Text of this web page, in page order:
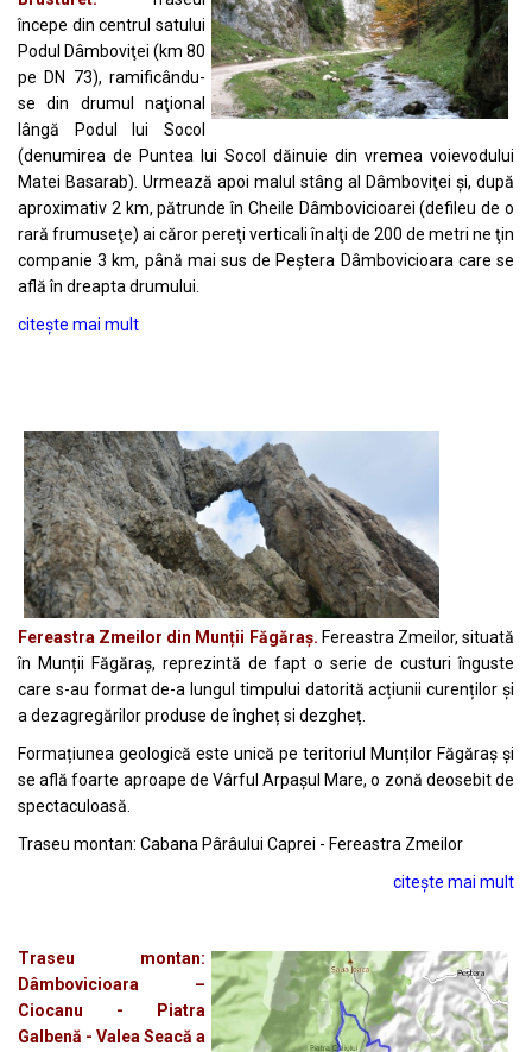
începe din centrul satului
Podul Dâmboviţei (km 80
pe DN 73), ramificându-
se din drumul naţional
lângă Podul lui Socol
(denumirea de Puntea lui Socol dăinuie din vremea voievodului
Matei Basarab). Urmează apoi malul stâng al Dâmboviţei şi, după
aproximativ 2 km, pătrunde în Cheile Dâmbovicioarei (defileu de o
rară frumuseţe) ai căror pereţi verticali înalţi de 200 de metri ne ţin
companie 3 km, până mai sus de Peştera Dâmbovicioara care se
află în dreapta drumului.
citește mai mult
Fereastra Zmeilor din Munții Făgăraș. Fereastra Zmeilor, situată
în Munții Făgăraș, reprezintă de fapt o serie de custuri înguste
care s-au format de-a lungul timpului datorită acțiunii curenților și
a dezagregărilor produse de îngheț si dezgheț.
Formațiunea geologică este unică pe teritoriul Munților Făgăraș și
se află foarte aproape de Vârful Arpașul Mare, o zonă deosebit de
spectaculoasă.
Traseu montan: Cabana Pârâului Caprei - Fereastra Zmeilor
citește mai mult
Traseu montan:
Dâmbovicioara –
Ciocanu - Piatra
Galbenă - Valea Seacă a